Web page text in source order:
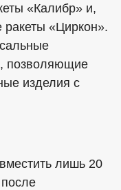
«Калибр» и,
ракеты «Циркон».
позволяющие
изделия с
лишь 20